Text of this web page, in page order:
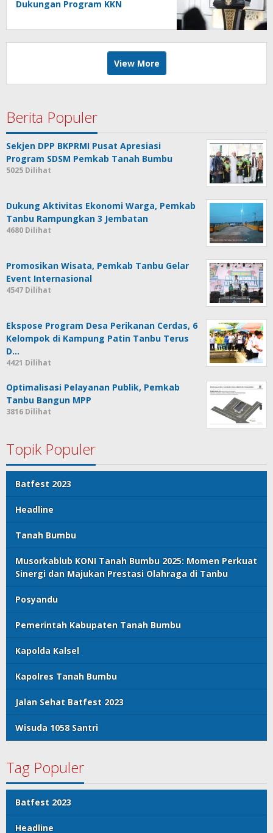
Dukungan Program KKN
View More
Berita Populer
Sekjen DPP BKPRMI Pusat Apresiasi
Program SDSM Pemkab Tanah Bumbu
5025 Dilihat
Dukung Aktivitas Ekonomi Warga, Pemkab
Tanbu Rampungkan 3 Jembatan
4680 Dilihat
Promosikan Wisata, Pemkab Tanbu Gelar
Event Internasional
4547 Dilihat
Ekspose Program Desa Perikanan Cerdas, 6
Kelompok di Kampung Patin Tanbu Terus
D…
4421 Dilihat
Optimalisasi Pelayanan Publik, Pemkab
Tanbu Bangun MPP
3816 Dilihat
Topik Populer
Batfest 2023
Headline
Tanah Bumbu
Musorkablub KONI Tanah Bumbu 2025: Momen Perkuat
Sinergi dan Majukan Prestasi Olahraga di Tanbu
Posyandu
Pemerintah Kabupaten Tanah Bumbu
Kapolda Kalsel
Kapolres Tanah Bumbu
Jalan Sehat Batfest 2023
Wisuda 1058 Santri
Tag Populer
Batfest 2023
Headline